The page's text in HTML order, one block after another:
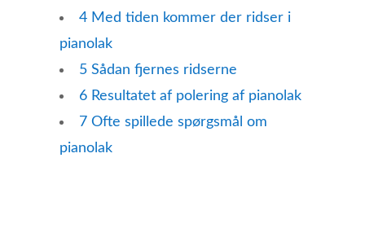
4Med tiden kommer der ridser i
pianolak
5Sådan fjernes ridserne
6Resultatet af polering af pianolak
7Ofte spillede spørgsmål om
pianolak